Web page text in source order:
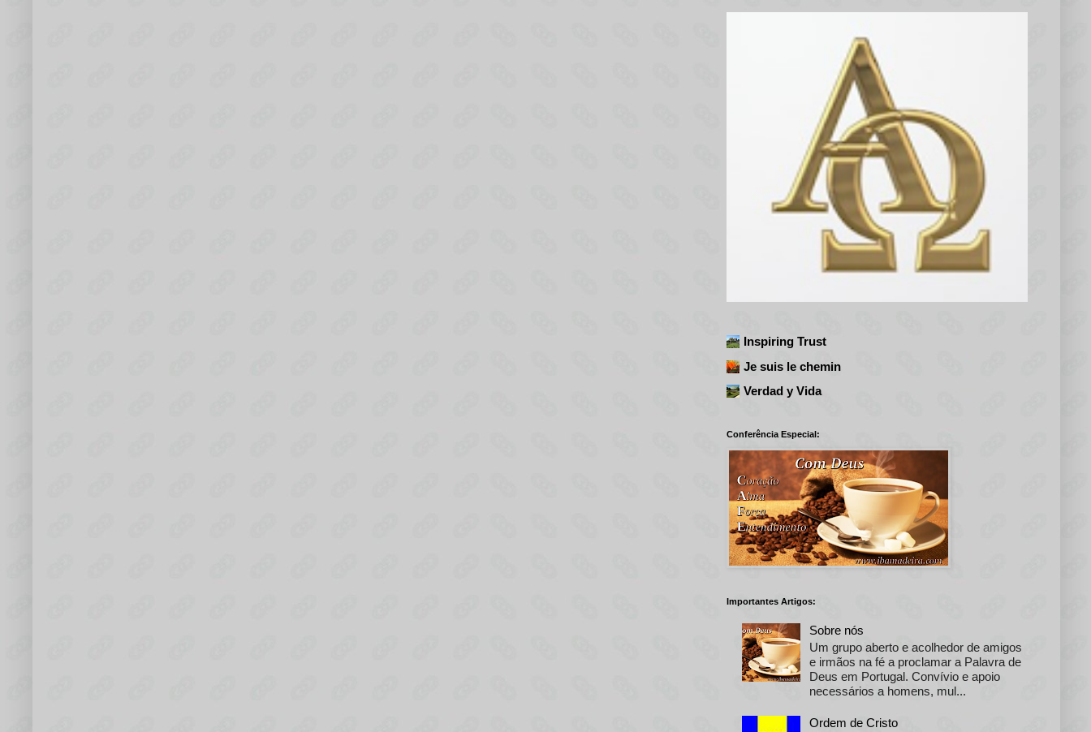
Inspiring Trust
Je suis le chemin
Verdad y Vida
Conferência Especial:
Importantes Artigos:
Sobre nós
Um grupo aberto e acolhedor de amigos
e irmãos na fé a proclamar a Palavra de
Deus em Portugal. Convívio e apoio
necessários a homens, mul...
Ordem de Cristo